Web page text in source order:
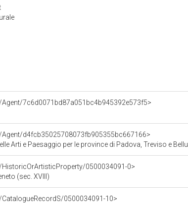
7c6d0071bd87a051bc4b945392e573f5>
d4fcb35025708073fb905355bc667166>
Arti e Paesaggio per le province di Padova, Treviso e
0500034091-0>
(sec. XVIII)
0500034091-10>